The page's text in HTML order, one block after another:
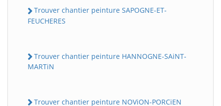
Trouver chantier peinture SAPOGNE-ET-
FEUCHERES
Trouver chantier peinture HANNOGNE-SAiNT-
MARTiN
Trouver chantier peinture NOViON-PORCiEN